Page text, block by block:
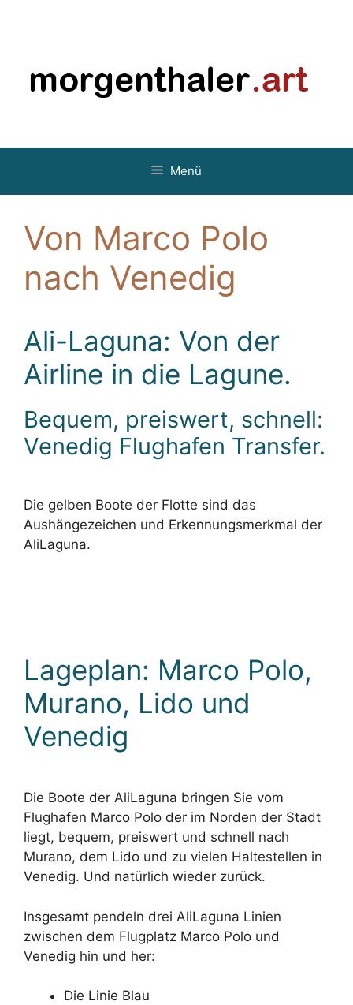
Menü
Von Marco Polo
nach Venedig
Ali-Laguna: Von der
Airline in die Lagune.
Bequem, preiswert, schnell:
Venedig Flughafen Transfer.
Die gelben Boote der Flotte sind das
Aushängezeichen und Erkennungsmerkmal der
AliLaguna.
Lageplan: Marco Polo,
Murano, Lido und
Venedig
Die Boote der AliLaguna bringen Sie vom
Flughafen Marco Polo der im Norden der Stadt
liegt, bequem, preiswert und schnell nach
Murano, dem Lido und zu vielen Haltestellen in
Venedig. Und natürlich wieder zurück.
Insgesamt pendeln drei AliLaguna Linien
zwischen dem Flugplatz Marco Polo und
Venedig hin und her:
Die Linie Blau